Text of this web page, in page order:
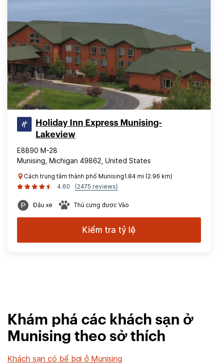
Holiday Inn Express Munising-
Lakeview
E8890 M-28
Munising, Michigan 49862, United States
Cách trung tâm thành phố Munising1.84 mi (2.96 km)
4.60
(2475 reviews)
Đậu xe Thú cưng được Vào
Kiểm tra tỷ lệ
Khám phá các khách sạn ở
Munising theo sở thích
Khách sạn có bể bơi ở Munising